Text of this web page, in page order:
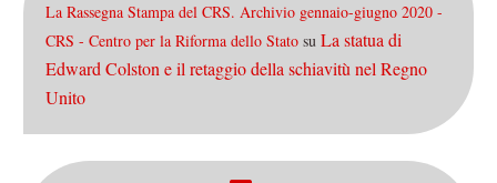
La Rassegna Stampa del CRS. Archivio gennaio-giugno 2020 -
CRS - Centro per la Riforma dello Stato su La statua di
Edward Colston e il retaggio della schiavitù nel Regno
Unito